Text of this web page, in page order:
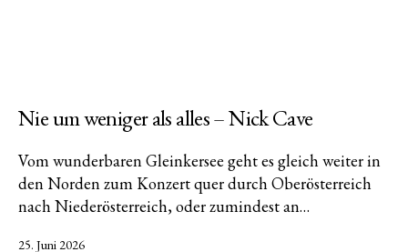
Nie um weniger als alles – Nick Cave
Vom wunderbaren Gleinkersee geht es gleich weiter in
den Norden zum Konzert quer durch Oberösterreich
nach Niederösterreich, oder zumindest an…
Veröffentlicht
25. Juni 2026